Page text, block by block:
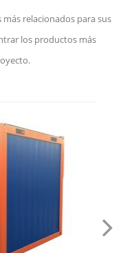
relacionados para sus
los productos más